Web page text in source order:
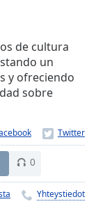
de cultura
un
y ofreciendo
sobre
0
Yhteystiedot